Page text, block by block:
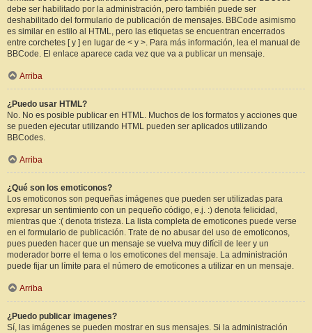
debe ser habilitado por la administración, pero también puede ser
deshabilitado del formulario de publicación de mensajes. BBCode asimismo
es similar en estilo al HTML, pero las etiquetas se encuentran encerrados
entre corchetes [ y ] en lugar de < y >. Para más información, lea el manual de
BBCode. El enlace aparece cada vez que va a publicar un mensaje.
Arriba
¿Puedo usar HTML?
No. No es posible publicar en HTML. Muchos de los formatos y acciones que
se pueden ejecutar utilizando HTML pueden ser aplicados utilizando
BBCodes.
Arriba
¿Qué son los emoticonos?
Los emoticonos son pequeñas imágenes que pueden ser utilizadas para
expresar un sentimiento con un pequeño código, e.j. :) denota felicidad,
mientras que :( denota tristeza. La lista completa de emoticones puede verse
en el formulario de publicación. Trate de no abusar del uso de emoticonos,
pues pueden hacer que un mensaje se vuelva muy difícil de leer y un
moderador borre el tema o los emoticones del mensaje. La administración
puede fijar un límite para el número de emoticones a utilizar en un mensaje.
Arriba
¿Puedo publicar imagenes?
Sí, las imágenes se pueden mostrar en sus mensajes. Si la administración